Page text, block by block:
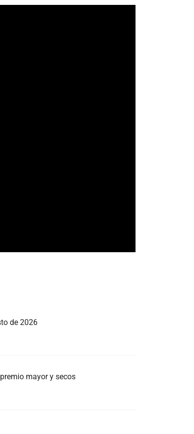
de 2026
mayor y secos